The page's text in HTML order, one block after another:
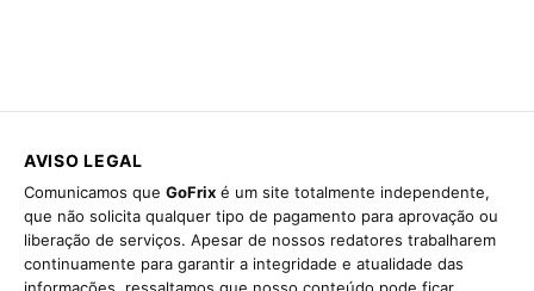
AVISO LEGAL
Comunicamos que GoFrix é um site totalmente independente,
que não solicita qualquer tipo de pagamento para aprovação ou
liberação de serviços. Apesar de nossos redatores trabalharem
continuamente para garantir a integridade e atualidade das